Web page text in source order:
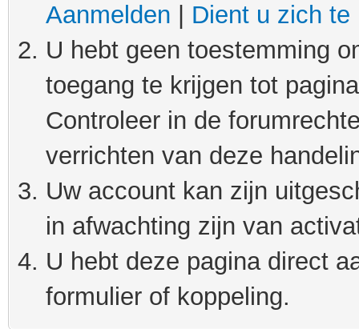
Aanmelden
Dient u zich te
U hebt geen toestemming
toegang te krijgen tot
Controleer in de
verrichten van deze
Uw account kan zijn
in afwachting zijn van
U hebt deze pagina direct
formulier of koppeling.